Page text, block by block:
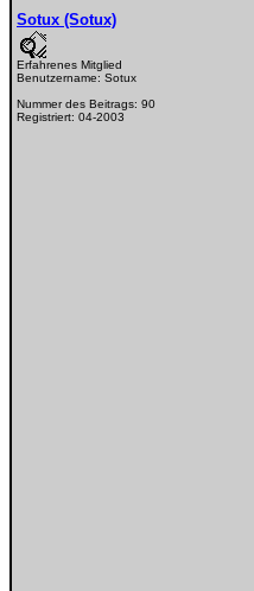
Sotux (Sotux)
Erfahrenes Mitglied
Benutzername: Sotux
Nummer des Beitrags: 90
Registriert: 04-2003